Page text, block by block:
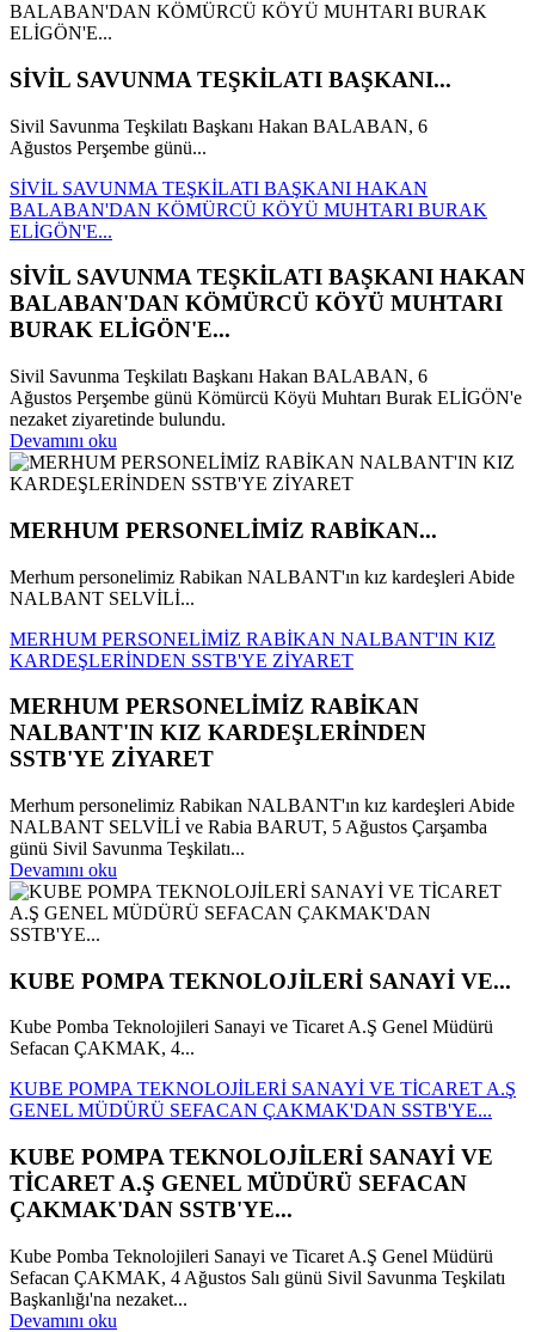
SİVİL SAVUNMA TEŞKİLATI BAŞKANI...
Sivil Savunma Teşkilatı Başkanı Hakan BALABAN, 6
Ağustos Perşembe günü...
SİVİL SAVUNMA TEŞKİLATI BAŞKANI HAKAN
BALABAN'DAN KÖMÜRCÜ KÖYÜ MUHTARI BURAK
ELİGÖN'E...
SİVİL SAVUNMA TEŞKİLATI BAŞKANI HAKAN
BALABAN'DAN KÖMÜRCÜ KÖYÜ MUHTARI
BURAK ELİGÖN'E...
Sivil Savunma Teşkilatı Başkanı Hakan BALABAN, 6
Ağustos Perşembe günü Kömürcü Köyü Muhtarı Burak ELİGÖN'e
nezaket ziyaretinde bulundu.
Devamını oku
MERHUM PERSONELİMİZ RABİKAN...
Merhum personelimiz Rabikan NALBANT'ın kız kardeşleri Abide
NALBANT SELVİLİ...
MERHUM PERSONELİMİZ RABİKAN NALBANT'IN KIZ
KARDEŞLERİNDEN SSTB'YE ZİYARET
MERHUM PERSONELİMİZ RABİKAN
NALBANT'IN KIZ KARDEŞLERİNDEN
SSTB'YE ZİYARET
Merhum personelimiz Rabikan NALBANT'ın kız kardeşleri Abide
NALBANT SELVİLİ ve Rabia BARUT, 5 Ağustos Çarşamba
günü Sivil Savunma Teşkilatı...
Devamını oku
KUBE POMPA TEKNOLOJİLERİ SANAYİ VE...
Kube Pomba Teknolojileri Sanayi ve Ticaret A.Ş Genel Müdürü
Sefacan ÇAKMAK, 4...
KUBE POMPA TEKNOLOJİLERİ SANAYİ VE TİCARET A.Ş
GENEL MÜDÜRÜ SEFACAN ÇAKMAK'DAN SSTB'YE...
KUBE POMPA TEKNOLOJİLERİ SANAYİ VE
TİCARET A.Ş GENEL MÜDÜRÜ SEFACAN
ÇAKMAK'DAN SSTB'YE...
Kube Pomba Teknolojileri Sanayi ve Ticaret A.Ş Genel Müdürü
Sefacan ÇAKMAK, 4 Ağustos Salı günü Sivil Savunma Teşkilatı
Başkanlığı'na nezaket...
Devamını oku